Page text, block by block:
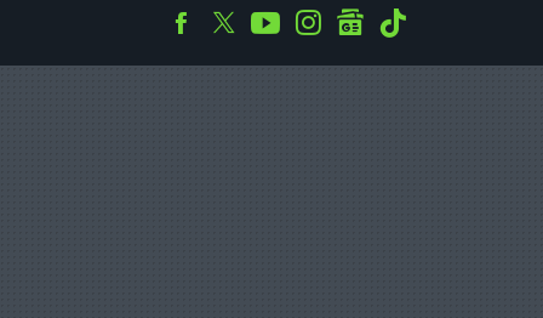
Facebook
TwitterYoutubeInstagramgooglenews